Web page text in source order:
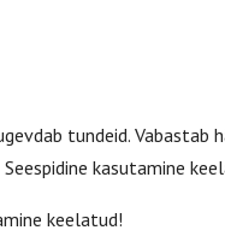
tundeid. Vabastab
kasutamine
keelatud!